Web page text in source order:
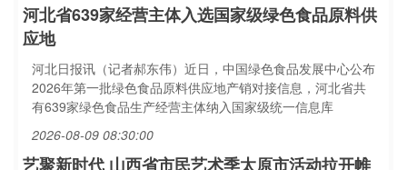
河北省639家经营主体入选国家级绿色食品原料供
应地
河北日报讯（记者郝东伟）近日，中国绿色食品发展中心公布
2026年第一批绿色食品原料供应地产销对接信息，河北省共
有639家绿色食品生产经营主体纳入国家级统一信息库
2026-08-09 08:30:00
艺聚新时代 山西省市民艺术季太原市活动拉开帷